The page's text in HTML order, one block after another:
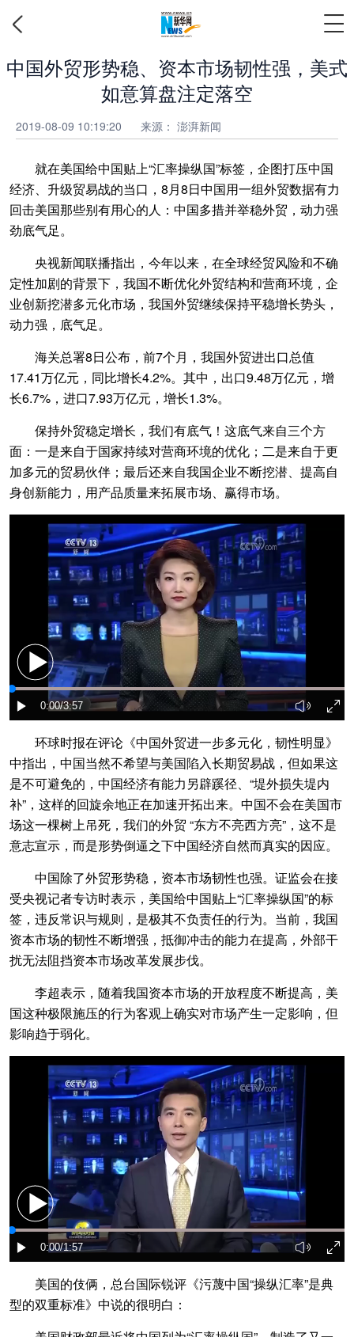
中国外贸形势稳、资本市场韧性强，美式
如意算盘注定落空
2019-08-09 10:19:20 来源： 澎湃新闻
就在美国给中国贴上“汇率操纵国”标签，企图打压中国
经济、升级贸易战的当口，8月8日中国用一组外贸数据有力
回击美国那些别有用心的人：中国多措并举稳外贸，动力强
劲底气足。
央视新闻联播指出，今年以来，在全球经贸风险和不确
定性加剧的背景下，我国不断优化外贸结构和营商环境，企
业创新挖潜多元化市场，我国外贸继续保持平稳增长势头，
动力强，底气足。
海关总署8日公布，前7个月，我国外贸进出口总值
17.41万亿元，同比增长4.2%。其中，出口9.48万亿元，增
长6.7%，进口7.93万亿元，增长1.3%。
保持外贸稳定增长，我们有底气！这底气来自三个方
面：一是来自于国家持续对营商环境的优化；二是来自于更
加多元的贸易伙伴；最后还来自我国企业不断挖潜、提高自
身创新能力，用产品质量来拓展市场、赢得市场。
环球时报在评论《中国外贸进一步多元化，韧性明显》
中指出，中国当然不希望与美国陷入长期贸易战，但如果这
是不可避免的，中国经济有能力另辟蹊径、“堤外损失堤内
补”，这样的回旋余地正在加速开拓出来。中国不会在美国市
场这一棵树上吊死，我们的外贸 “东方不亮西方亮”，这不是
意志宣示，而是形势倒逼之下中国经济自然而真实的因应。
中国除了外贸形势稳，资本市场韧性也强。证监会在接
受央视记者专访时表示，美国给中国贴上“汇率操纵国”的标
签，违反常识与规则，是极其不负责任的行为。当前，我国
资本市场的韧性不断增强，抵御冲击的能力在提高，外部干
扰无法阻挡资本市场改革发展步伐。
李超表示，随着我国资本市场的开放程度不断提高，美
国这种极限施压的行为客观上确实对市场产生一定影响，但
影响趋于弱化。
美国的伎俩，总台国际锐评《污蔑中国“操纵汇率”是典
型的双重标准》中说的很明白：